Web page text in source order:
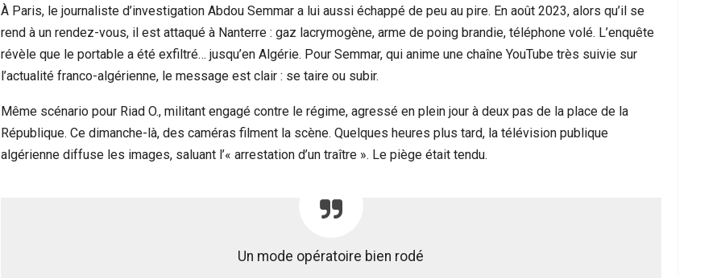
À Paris, le journaliste d’investigation Abdou Semmar a lui aussi échappé de peu au pire. En août 2023, alors qu’il se
rend à un rendez-vous, il est attaqué à Nanterre : gaz lacrymogène, arme de poing brandie, téléphone volé. L’enquête
révèle que le portable a été exfiltré… jusqu’en Algérie. Pour Semmar, qui anime une chaîne YouTube très suivie sur
l’actualité franco-algérienne, le message est clair : se taire ou subir.
Même scénario pour Riad O., militant engagé contre le régime, agressé en plein jour à deux pas de la place de la
République. Ce dimanche-là, des caméras filment la scène. Quelques heures plus tard, la télévision publique
algérienne diffuse les images, saluant l’« arrestation d’un traître ». Le piège était tendu.
Un mode opératoire bien rodé